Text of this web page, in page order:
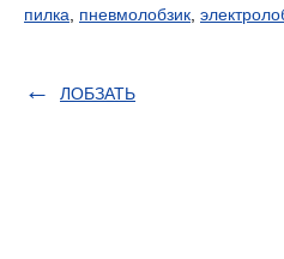
пилка
пневмолобзик
ЛОБЗАТЬ